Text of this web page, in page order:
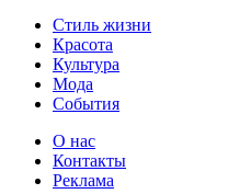
Стиль жизни
Красота
Культура
Мода
События
О нас
Контакты
Реклама